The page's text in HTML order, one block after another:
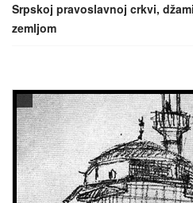
Srpskoj pravoslavnoj crkvi,
zemljom